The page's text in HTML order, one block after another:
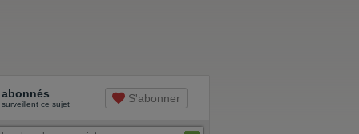
abonnés
surveillent ce sujet S'abonner